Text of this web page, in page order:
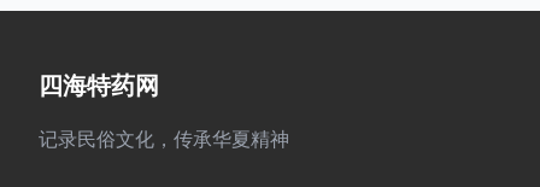
四海特药网
记录民俗文化，传承华夏精神